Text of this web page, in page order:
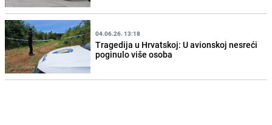
04.06.26. 13:18
Tragedija u Hrvatskoj: U avionskoj nesreći
poginulo više osoba